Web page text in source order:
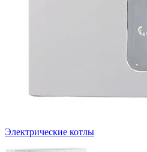
Электрические котлы